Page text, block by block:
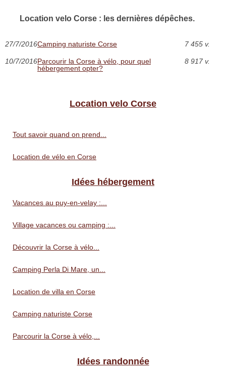
Location velo Corse : les dernières dépêches.
27/7/2016Camping naturiste Corse 7 455 v.
10/7/2016Parcourir la Corse à vélo, pour quel
hébergement opter?
8 917 v.
Location velo Corse
Tout savoir quand on prend...
Location de vélo en Corse
Idées hébergement
Vacances au puy-en-velay :...
Village vacances ou camping :...
Découvrir la Corse à vélo...
Camping Perla Di Mare, un...
Location de villa en Corse
Camping naturiste Corse
Parcourir la Corse à vélo,...
Idées randonnée